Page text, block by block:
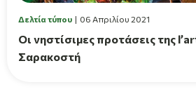
Δελτία τύπου 06 Απριλίου 2021
Οι νηστίσιμες προτάσεις της
Σαρακοστή